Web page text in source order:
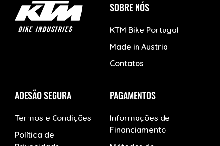
SOBRE NÓS
KTM Bike Portugal
Made in Austria
Contatos
ADESÃO SEGURA
Termos e Condições
Política de
PAGAMENTOS
Informações de
Financiamento